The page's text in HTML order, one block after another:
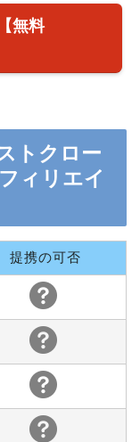
無料
トクロー
ィリエイ
提携の可否